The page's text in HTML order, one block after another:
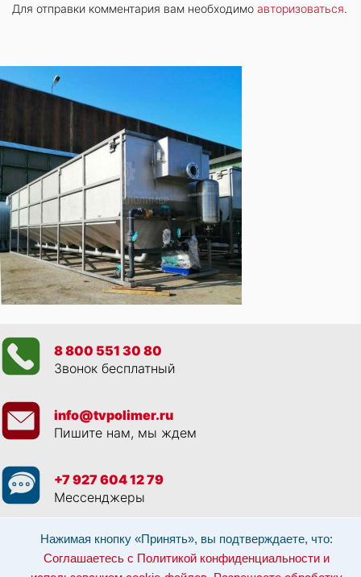
Нажимая кнопку «Принять», вы подтверждаете, что:
Соглашаетесь с Политикой конфиденциальности и
Для отправки комментария вам необходимо авторизоваться.
8 800 551 30 80
Звонок бесплатный
info@tvpolimer.ru
Пишите нам, мы ждем
+7 927 604 12 79
Мессенджеры
Просматривая данный веб сайт, и обращаясь к нам, вы:Соглашаетесь с
Политикой конфиденциальности и использованием cookie-файлов
Разрешаете обработку персональных данных в соответствии с 152-ФЗ